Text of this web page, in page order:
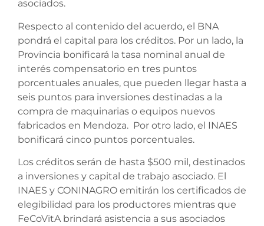
asociados.
Respecto al contenido del acuerdo, el BNA
pondrá el capital para los créditos. Por un lado, la
Provincia bonificará la tasa nominal anual de
interés compensatorio en tres puntos
porcentuales anuales, que pueden llegar hasta a
seis puntos para inversiones destinadas a la
compra de maquinarias o equipos nuevos
fabricados en Mendoza. Por otro lado, el INAES
bonificará cinco puntos porcentuales.
Los créditos serán de hasta $500 mil, destinados
a inversiones y capital de trabajo asociado. El
INAES y CONINAGRO emitirán los certificados de
elegibilidad para los productores mientras que
FeCoVitA brindará asistencia a sus asociados